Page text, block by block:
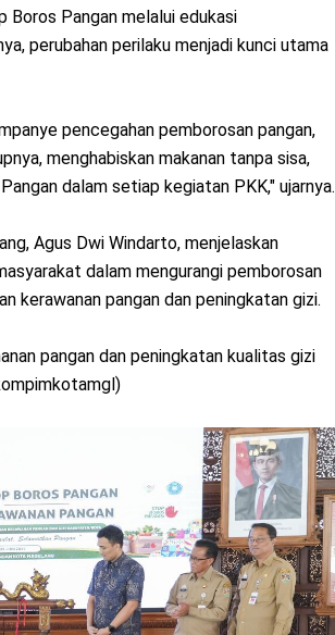
Boros Pangan melalui edukasi
perubahan perilaku menjadi kunci utama
pencegahan pemborosan pangan,
menghabiskan makanan tanpa sisa,
dalam setiap kegiatan PKK," ujarnya.
Agus Dwi Windarto, menjelaskan
dalam mengurangi pemborosan
kerawanan pangan dan peningkatan gizi.
pangan dan peningkatan kualitas gizi